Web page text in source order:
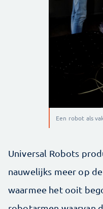
Een robot als
Universal Robots
nauwelijks meer op
waarmee het ooit